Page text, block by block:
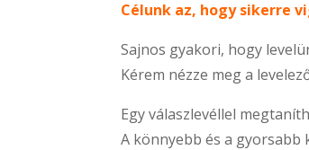
Célunk az, hogy sikerre
Sajnos gyakori, hogy
Kérem nézze meg a
Egy válaszlevéllel
A könnyebb és a gyorsabb